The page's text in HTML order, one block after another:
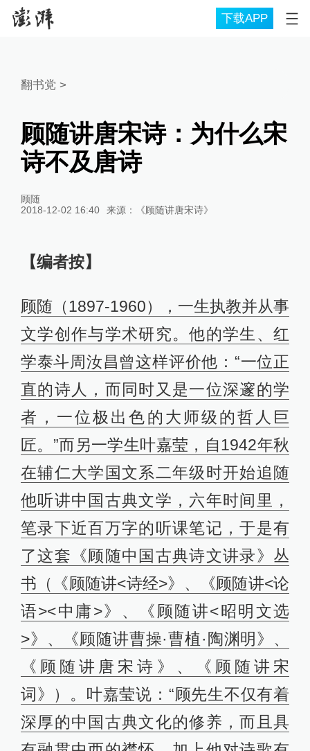
下载APP
翻书党 >
顾随讲唐宋诗：为什么宋
诗不及唐诗
顾随
2018-12-02 16:40
来源： 《顾随讲唐宋诗》
【编者按】
顾随（1897-1960），一生执教并从事
文学创作与学术研究。他的学生、红
学泰斗周汝昌曾这样评价他：“一位正
直的诗人，而同时又是一位深邃的学
者，一位极出色的大师级的哲人巨
匠。”而另一学生叶嘉莹，自1942年秋
在辅仁大学国文系二年级时开始追随
他听讲中国古典文学，六年时间里，
笔录下近百万字的听课笔记，于是有
了这套《顾随中国古典诗文讲录》丛
书（《顾随讲<诗经>》、《顾随讲<论
语><中庸>》、《顾随讲<昭明文选
>》、《顾随讲曹操·曹植·陶渊明》、
《顾随讲唐宋诗》、《顾随讲宋
词》）。叶嘉莹说：“顾先生不仅有着
深厚的中国古典文化的修养，而且具